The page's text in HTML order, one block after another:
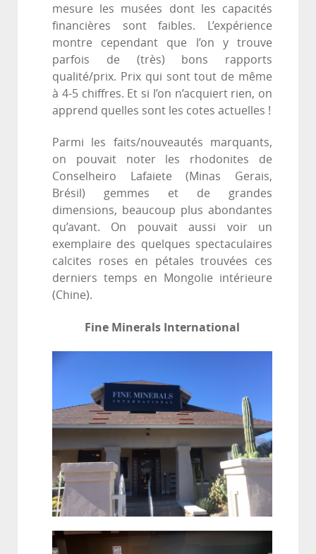
mesure les musées dont les capacités
financières sont faibles. L’expérience
montre cependant que l’on y trouve
parfois de (très) bons rapports
qualité/prix. Prix qui sont tout de même
à 4-5 chiffres. Et si l’on n’acquiert rien, on
apprend quelles sont les cotes actuelles !
Parmi les faits/nouveautés marquants,
on pouvait noter les rhodonites de
Conselheiro Lafaiete (Minas Gerais,
Brésil) gemmes et de grandes
dimensions, beaucoup plus abondantes
qu’avant. On pouvait aussi voir un
exemplaire des quelques spectaculaires
calcites roses en pétales trouvées ces
derniers temps en Mongolie intérieure
(Chine).
Fine Minerals International